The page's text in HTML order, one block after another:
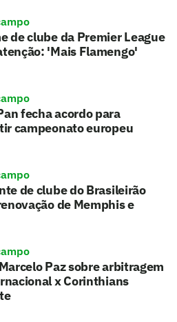
de clube da Premier League
'Mais Flamengo'
fecha acordo para
campeonato europeu
de clube do Brasileirão
de Memphis e
Paz sobre arbitragem
x Corinthians